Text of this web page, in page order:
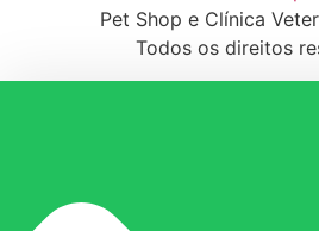
Pet Shop e Clínica
Todos os direitos